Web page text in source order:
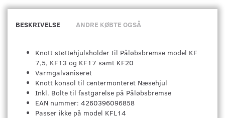
BESKRIVELSE ANDRE KØBTE OGSÅ
Knott støttehjulsholder til Påløbsbremse model KF
7,5, KF13 og KF17 samt KF20
Varmgalvaniseret
Knott konsol til centermonteret Næsehjul
Inkl. Bolte til fastgørelse på Påløbsbremse
EAN nummer: 4260396096858
Passer ikke på model KFL14